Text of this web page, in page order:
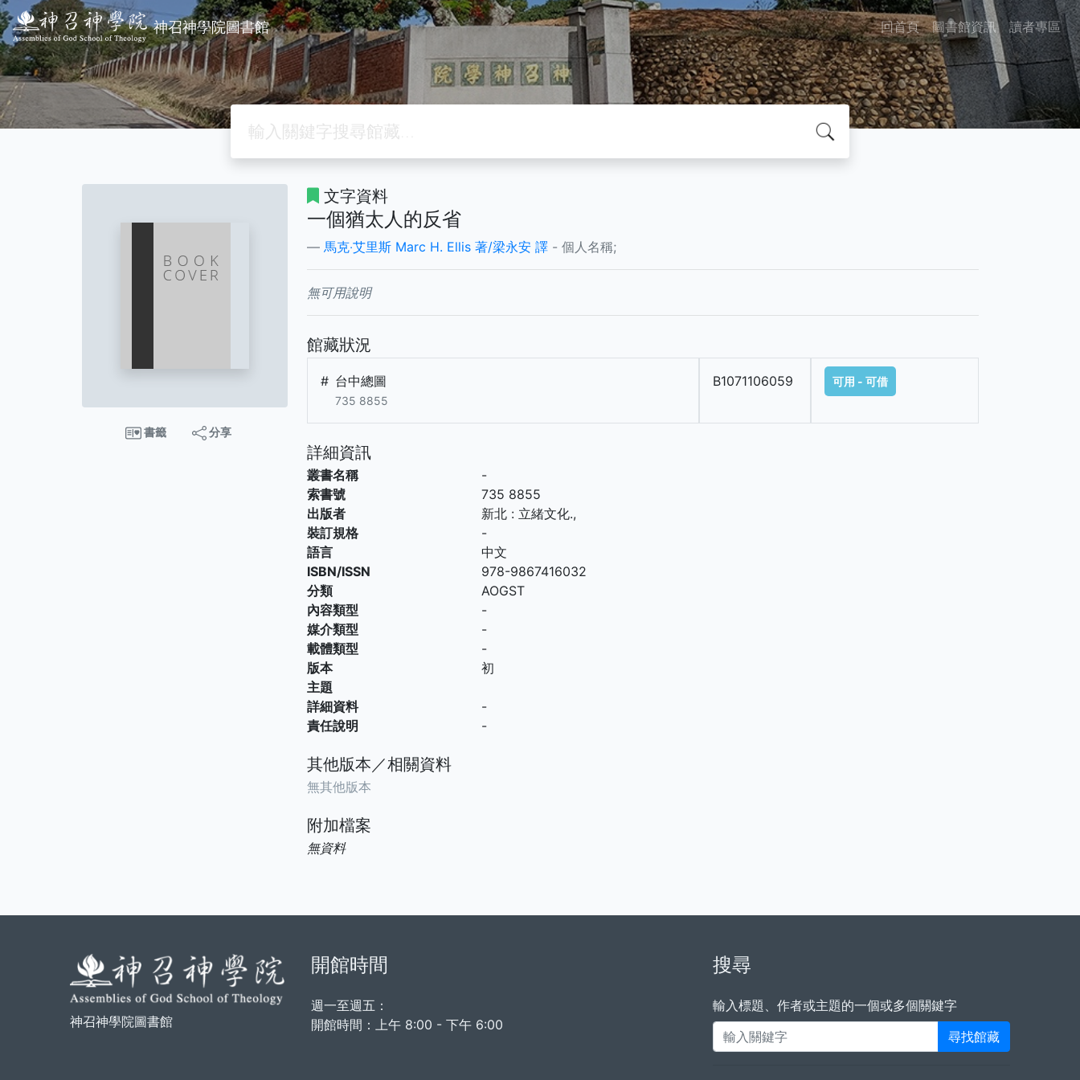
神召神學院圖書館 回首頁 圖書館資訊 讀者專區
書籤 分享
文字資料
一個猶太人的反省
馬克‧艾里斯 Marc H. Ellis 著/梁永安 譯 - 個人名稱;
無可用說明
館藏狀況
# 台中總圖
735 8855
B1071106059 可用 - 可借
詳細資訊
叢書名稱
-
索書號
735 8855
出版者
新北: 立緒文化.,
裝訂規格
-
語言
中文
ISBN/ISSN
978-9867416032
分類
AOGST
內容類型
-
媒介類型
-
載體類型
-
版本
初
主題
詳細資料
-
責任說明
-
其他版本／相關資料
無其他版本
附加檔案
無資料
神召神學院圖書館
開館時間
週一至週五：
開館時間：上午 8:00 - 下午 6:00
搜尋
輸入標題、作者或主題的一個或多個關鍵字
尋找館藏